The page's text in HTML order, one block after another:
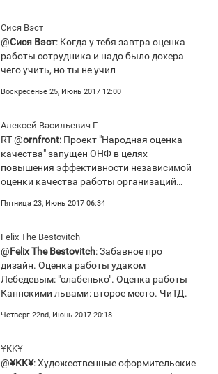
Сися Вэст
@Сися Вэст: Когда у тебя завтра оценка
работы сотрудника и надо было дохера
чего учить, но ты не учил
Воскресенье 25, Июнь 2017 12:00
Алексей Васильевич Г
RT @ornfront: Проект "Народная оценка
качества" запущен ОНФ в целях
повышения эффективности независимой
оценки качества работы организаций…
Пятница 23, Июнь 2017 06:34
Felix The Bestovitch
@Felix The Bestovitch: Забавное про
дизайн. Оценка работы удаком
Лебедевым: "слабенько". Оценка работы
Каннскими львами: второе место. ЧиТД.
Четверг 22nd, Июнь 2017 20:18
¥KK¥
@¥KK¥: Художественные оформительские